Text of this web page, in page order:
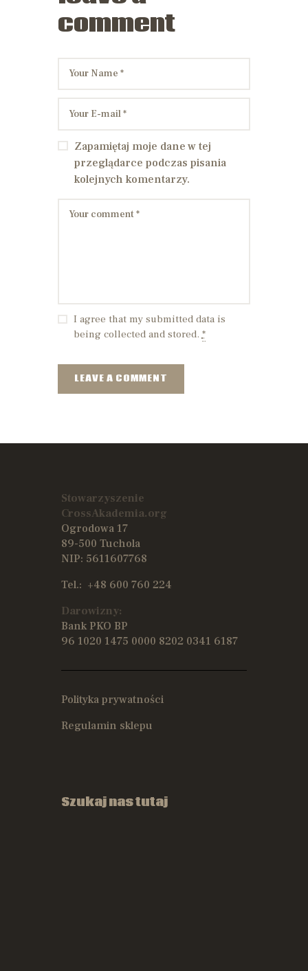
comment
Zapamiętaj moje dane w tej
przeglądarce podczas pisania
kolejnych komentarzy.
I agree that my submitted data is
being collected and stored.*
Stowarzyszenie
CrossAkademia.org
Ogrodowa 17
89-500 Tuchola
NIP: 5611607768
Tel.: +48 600 760 224
Darowizny:
Bank PKO BP
96 1020 1475 0000 8202 0341 6187
Polityka prywatności
Regulamin sklepu
Szukaj nas tutaj